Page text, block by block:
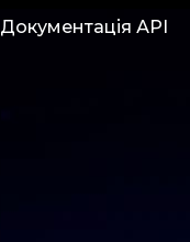
Документація АРІ